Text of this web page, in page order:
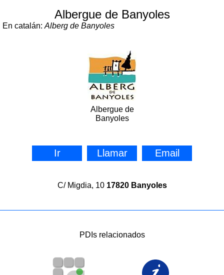
Albergue de Banyoles
En catalán: Alberg de Banyoles
Albergue de
Banyoles
Ir Llamar Email
C/ Migdia, 10 17820 Banyoles
PDIs relacionados